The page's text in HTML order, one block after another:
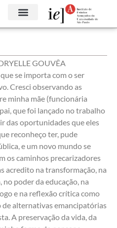
GOUVÊA
se importa com o ser
Cresci observando as
minha mãe (funcionária
que foi lançado no trabalho
das oportunidades que eles
reconheço ter, pude
e um novo mundo se
os caminhos precarizadores
acredito na transformação, na
poder da educação, na
e na reflexão crítica como
alternativas emancipatórias
A preservação da vida, da